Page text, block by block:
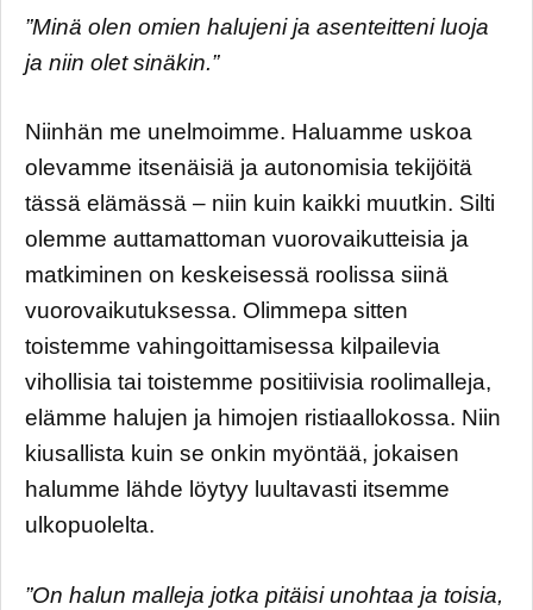
”Minä olen omien halujeni ja asenteitteni luoja
ja niin olet sinäkin.”
Niinhän me unelmoimme. Haluamme uskoa
olevamme itsenäisiä ja autonomisia tekijöitä
tässä elämässä – niin kuin kaikki muutkin. Silti
olemme auttamattoman vuorovaikutteisia ja
matkiminen on keskeisessä roolissa siinä
vuorovaikutuksessa. Olimmepa sitten
toistemme vahingoittamisessa kilpailevia
vihollisia tai toistemme positiivisia roolimalleja,
elämme halujen ja himojen ristiaallokossa. Niin
kiusallista kuin se onkin myöntää, jokaisen
halumme lähde löytyy luultavasti itsemme
ulkopuolelta.
”On halun malleja jotka pitäisi unohtaa ja toisia,